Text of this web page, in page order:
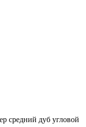
средний дуб угловой